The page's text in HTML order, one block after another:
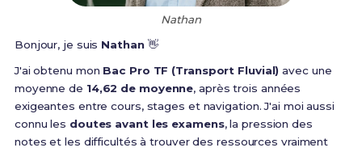
Nathan
Bonjour, je suis Nathan👋
J'ai obtenu mon Bac Pro TF (Transport Fluvial) avec une
moyenne de 14,62 de moyenne, après trois années
exigeantes entre cours, stages et navigation. J'ai moi aussi
connu les doutes avant les examens, la pression des
notes et les difficultés à trouver des ressources vraiment